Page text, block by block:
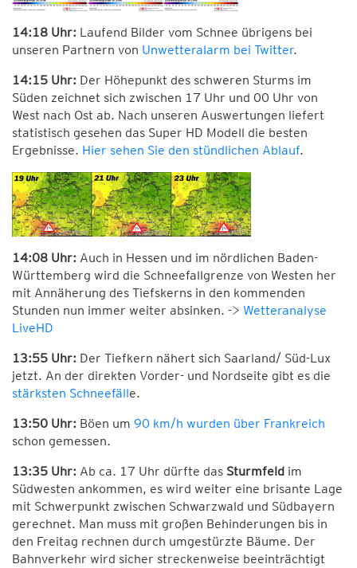
14:18 Uhr: Laufend Bilder vom Schnee übrigens bei
unseren Partnern von Unwetteralarm bei Twitter.
14:15 Uhr: Der Höhepunkt des schweren Sturms im
Süden zeichnet sich zwischen 17 Uhr und 00 Uhr von
West nach Ost ab. Nach unseren Auswertungen liefert
statistisch gesehen das Super HD Modell die besten
Ergebnisse. Hier sehen Sie den stündlichen Ablauf.
14:08 Uhr: Auch in Hessen und im nördlichen Baden-
Württemberg wird die Schneefallgrenze von Westen her
mit Annäherung des Tiefskerns in den kommenden
Stunden nun immer weiter absinken. -> Wetteranalyse
LiveHD
13:55 Uhr: Der Tiefkern nähert sich Saarland/ Süd-Lux
jetzt. An der direkten Vorder- und Nordseite gibt es die
stärksten Schneefälle.
13:50 Uhr: Böen um 90 km/h wurden über Frankreich
schon gemessen.
13:35 Uhr: Ab ca. 17 Uhr dürfte das Sturmfeld im
Südwesten ankommen, es wird weiter eine brisante Lage
mit Schwerpunkt zwischen Schwarzwald und Südbayern
gerechnet. Man muss mit großen Behinderungen bis in
den Freitag rechnen durch umgestürzte Bäume. Der
Bahnverkehr wird sicher streckenweise beeinträchtigt